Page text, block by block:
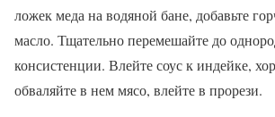
ложек меда на водяной бане, добавьте
масло. Тщательно перемешайте до
консистенции. Влейте соус к индейке,
обваляйте в нем мясо, влейте в прорези.